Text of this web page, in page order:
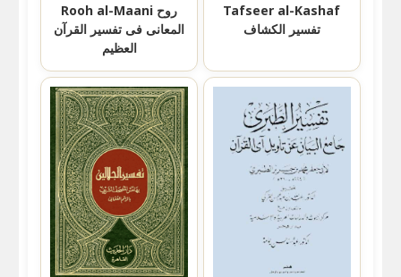
Rooh al-Maani روح
المعانی فی تفسیر القرآن
العظیم
Tafseer al-Kashaf
تفسير الكشاف